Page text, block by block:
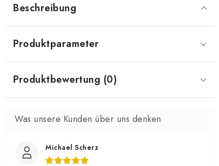
Beschreibung
Produktparameter
Produktbewertung (0)
Michael Scherz